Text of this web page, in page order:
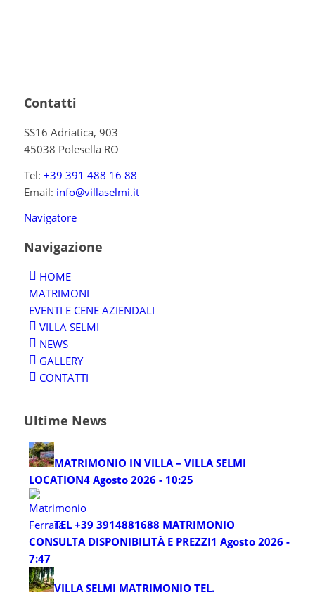
Contatti
SS16 Adriatica, 903
45038 Polesella RO
Tel: +39 391 488 16 88
Email: info@villaselmi.it
Navigatore
Navigazione
HOME
MATRIMONI
EVENTI E CENE AZIENDALI
VILLA SELMI
NEWS
GALLERY
CONTATTI
Ultime News
MATRIMONIO IN VILLA – VILLA SELMI
LOCATION4 Agosto 2026 - 10:25
TEL +39 3914881688 MATRIMONIO
CONSULTA DISPONIBILITÀ E PREZZI1 Agosto 2026 -
7:47
VILLA SELMI MATRIMONIO TEL.